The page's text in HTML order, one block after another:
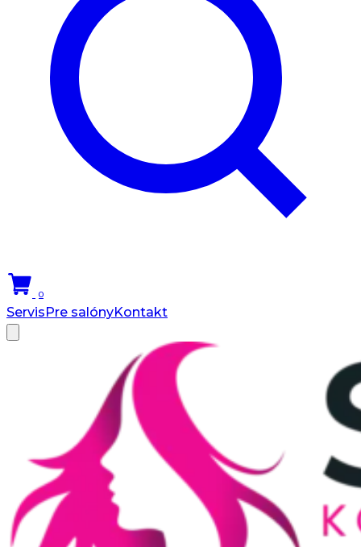
0
ServisPre salónyKontakt